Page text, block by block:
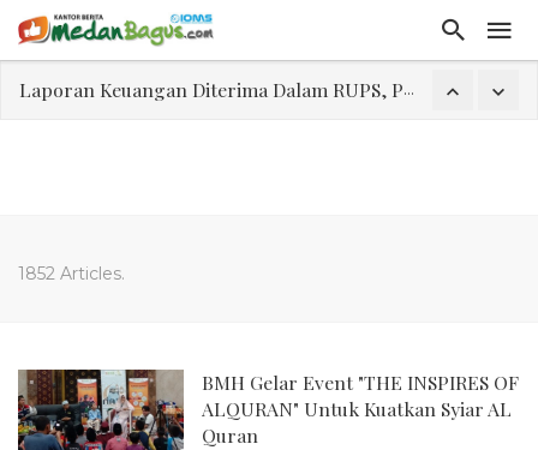
Laporan Keuangan Diterima Dalam RUPS, Pelaporan Hingga Penahanan Mantan Direktur PT GKS Dinilai Rancu
1852 Articles.
BMH Gelar Event "THE INSPIRES OF
ALQURAN" Untuk Kuatkan Syiar AL
Quran